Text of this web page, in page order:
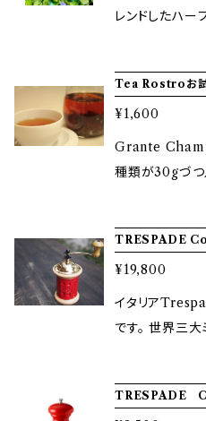
レンドしたハー
Tea Rostroお試
¥1,600
Grante
種類が30gづつ
TRESPADE
¥19,800
イタリア
です。 世界三
する一品です。
TRESPADE